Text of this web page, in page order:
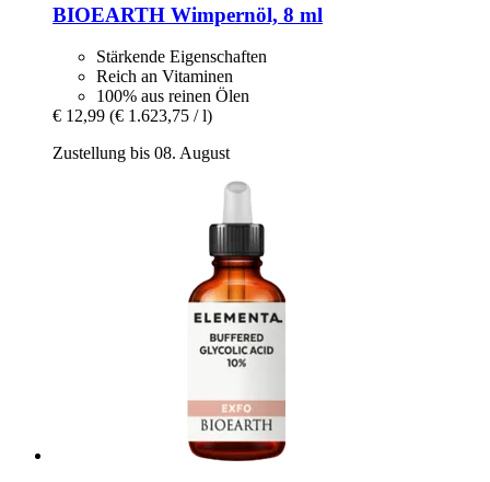
BIOEARTH Wimpernöl, 8 ml
Stärkende Eigenschaften
Reich an Vitaminen
100% aus reinen Ölen
€ 12,99 (€ 1.623,75 / l)
Zustellung bis 08. August